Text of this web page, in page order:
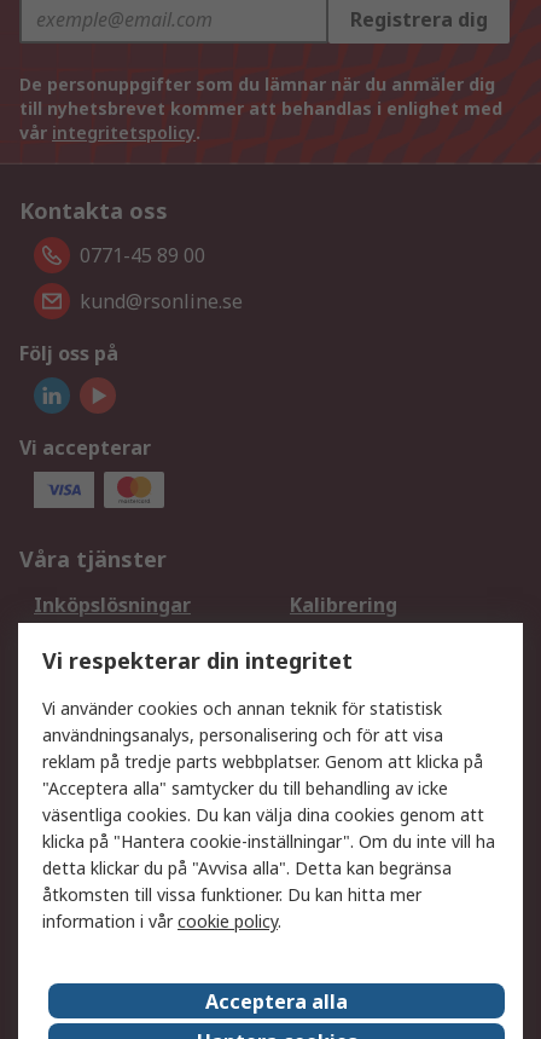
Registrera dig
De personuppgifter som du lämnar när du anmäler dig
till nyhetsbrevet kommer att behandlas i enlighet med
vår integritetspolicy.
Kontakta oss
0771-45 89 00
kund@rsonline.se
Följ oss på
Vi accepterar
Våra tjänster
Inköpslösningar
Kalibrering
DesignSpark
Teknisk Support
Ditt lokala säljteam
Exportlösningar
Support
Få hjälp
Retur av varor
Leverans
Spåra din order
Begär en fakturakopi
Fördelar med RS-konto
Betalningsalternativ
Om RS Försäljningsvillkor
Vi respekterar din integritet
Vi använder cookies och annan teknik för statistisk
användningsanalys, personalisering och för att visa
reklam på tredje parts webbplatser. Genom att klicka på
"Acceptera alla" samtycker du till behandling av icke
väsentliga cookies. Du kan välja dina cookies genom att
klicka på "Hantera cookie-inställningar". Om du inte vill ha
detta klickar du på "Avvisa alla". Detta kan begränsa
åtkomsten till vissa funktioner. Du kan hitta mer
information i vårcookie policy.
Acceptera alla